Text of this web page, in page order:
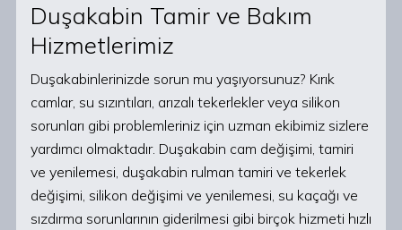
Duşakabin Tamir ve Bakım
Hizmetlerimiz
Duşakabinlerinizde sorun mu yaşıyorsunuz? Kırık
camlar, su sızıntıları, arızalı tekerlekler veya silikon
sorunları gibi problemleriniz için uzman ekibimiz sizlere
yardımcı olmaktadır. Duşakabin cam değişimi, tamiri
ve yenilemesi, duşakabin rulman tamiri ve tekerlek
değişimi, silikon değişimi ve yenilemesi, su kaçağı ve
sızdırma sorunlarının giderilmesi gibi birçok hizmeti hızlı